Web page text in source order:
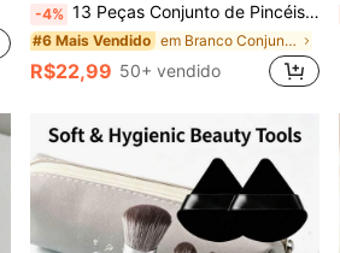
-4% 13 Peças Conjunto de Pincéis de Maquiagem Profissional, Kit de Viagem Portátil, Incluindo Pincel de Blush, Pincel de Base, Pincel de Sombra, Pincel de Pó, Pincel de Sobrancelha, Cerdas de Náilon, Cabos de ABS, Ideal para Iniciantes e Entusiastas de Maquiagem, Especialmente Adequado para Viagens, Presente Perfeito para o Natal ou Dia dos Namorados, Brindes, Pincéis de Maquiagem Profissionais, Conjunto de Maquiagem Completo
#6 Mais Vendido em Branco Conjuntos De Pincéis
R$22,99 50+ vendido